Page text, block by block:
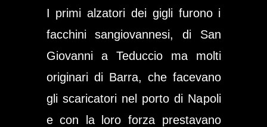
I primi alzatori dei gigli furono i
facchini sangiovannesi, di San
Giovanni a Teduccio ma molti
originari di Barra, che facevano
gli scaricatori nel porto di Napoli
e con la loro forza prestavano